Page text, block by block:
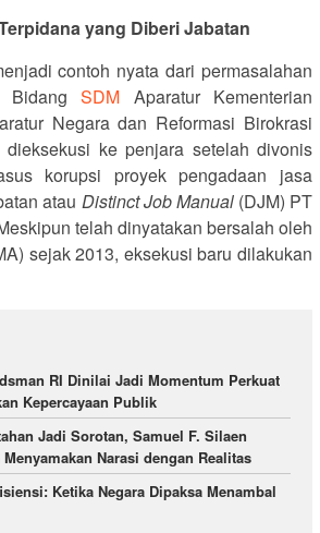
yang Diberi Jabatan
contoh nyata dari permasalahan
BidangSDM Aparatur Kementerian
Negara dan Reformasi Birokrasi
dieksekusi ke penjara setelah divonis
korupsi proyek pengadaan jasa
atau Distinct Job Manual(DJM) PT
telah dinyatakan bersalah oleh
sejak 2013, eksekusi baru dilakukan
RI Dinilai Jadi Momentum Perkuat
Kepercayaan Publik
Jadi Sorotan, Samuel F. Silaen
Narasi dengan Realitas
Ketika Negara Dipaksa Menambal